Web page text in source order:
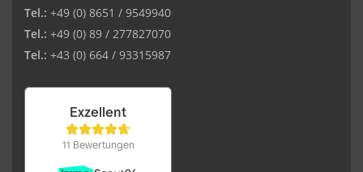
Tel.: +49 (0) 8651 / 9549940
Tel.: +49 (0) 89 / 277827070
Tel.: +43 (0) 664 / 93315987